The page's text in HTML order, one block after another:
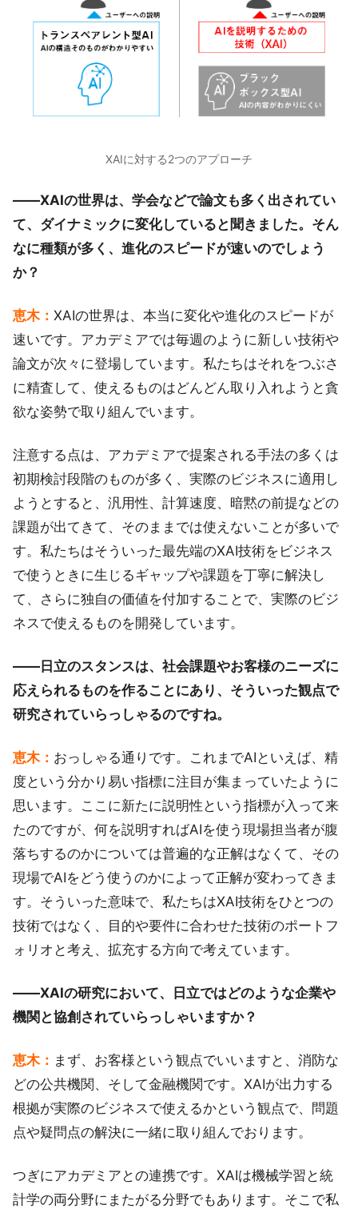
XAIに対する2つのアプローチ
――XAIの世界は、学会などで論文も多く出されてい
て、ダイナミックに変化していると聞きました。そん
なに種類が多く、進化のスピードが速いのでしょう
か？
恵木： XAIの世界は、本当に変化や進化のスピードが
速いです。アカデミアでは毎週のように新しい技術や
論文が次々に登場しています。私たちはそれをつぶさ
に精査して、使えるものはどんどん取り入れようと貪
欲な姿勢で取り組んでいます。
注意する点は、アカデミアで提案される手法の多くは
初期検討段階のものが多く、実際のビジネスに適用し
ようとすると、汎用性、計算速度、暗黙の前提などの
課題が出てきて、そのままでは使えないことが多いで
す。私たちはそういった最先端のXAI技術をビジネス
で使うときに生じるギャップや課題を丁寧に解決し
て、さらに独自の価値を付加することで、実際のビジ
ネスで使えるものを開発しています。
――日立のスタンスは、社会課題やお客様のニーズに
応えられるものを作ることにあり、そういった観点で
研究されていらっしゃるのですね。
恵木： おっしゃる通りです。これまでAIといえば、精
度という分かり易い指標に注目が集まっていたように
思います。ここに新たに説明性という指標が入って来
たのですが、何を説明すればAIを使う現場担当者が腹
落ちするのかについては普遍的な正解はなくて、その
現場でAIをどう使うのかによって正解が変わってきま
す。そういった意味で、私たちはXAI技術をひとつの
技術ではなく、目的や要件に合わせた技術のポートフ
ォリオと考え、拡充する方向で考えています。
――XAIの研究において、日立ではどのような企業や
機関と協創されていらっしゃいますか？
恵木： まず、お客様という観点でいいますと、消防な
どの公共機関、そして金融機関です。XAIが出力する
根拠が実際のビジネスで使えるかという観点で、問題
点や疑問点の解決に一緒に取り組んでおります。
つぎにアカデミアとの連携です。XAIは機械学習と統
計学の両分野にまたがる分野でもあります。そこで私